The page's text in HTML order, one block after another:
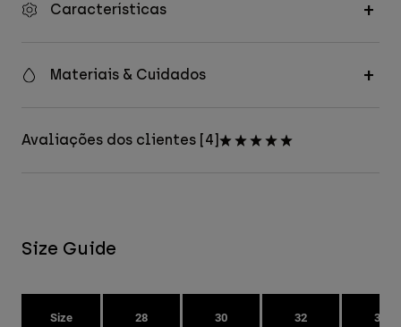
Características
Materiais & Cuidados
Avaliações dos clientes [4]
Size Guide
Size 28 30 32 34